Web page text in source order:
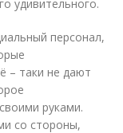
удивительного.
персонал,
– таки не дают
руками.
со стороны,